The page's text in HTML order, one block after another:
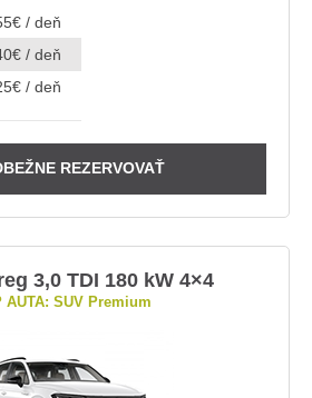
/ deň
/ deň
/ deň
REZERVOVAŤ
3,0 TDI 180 kW 4×4
AUTA: SUV Premium